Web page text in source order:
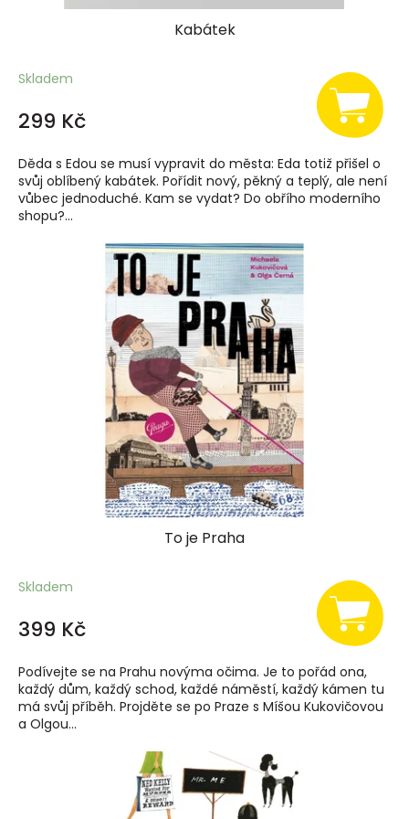
Kabátek
Skladem
299 Kč
Děda s Edou se musí vypravit do města: Eda totiž přišel o
svůj oblíbený kabátek. Pořídit nový, pěkný a teplý, ale není
vůbec jednoduché. Kam se vydat? Do obřího moderního
shopu?...
To je Praha
Skladem
399 Kč
Podívejte se na Prahu novýma očima. Je to pořád ona,
každý dům, každý schod, každé náměstí, každý kámen tu
má svůj příběh. Projděte se po Praze s Míšou Kukovičovou
a Olgou...